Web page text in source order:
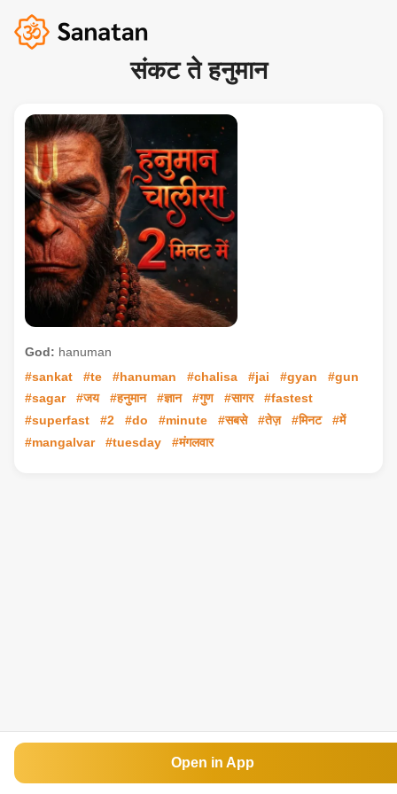
संकट ते हनुमान
God: hanuman
#sankat
#te #hanuman #chalisa #jai #gyan
#gun
#sagar
#जय #हनुमान #ज्ञान #गुण #सागर
#fastest
#superfast
#2 #do #minute #सबसे #तेज़ #मिनट
#में
#mangalvar
#tuesday #मंगलवार
Open in App